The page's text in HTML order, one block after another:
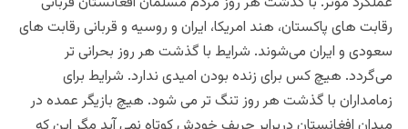
رقابت های پاکستان، هند امریکا، ایران و روسیه و قربانی رقابت های
سعودی و ایران می‌شوند. شرایط با گذشت هر روز بحرانی تر
می‌گردد. هیچ کس برای زنده بودن امیدی ندارد. شرایط برای
زمامداران با گذشت هر روز تنگ تر می شود. هیچ بازیگر عمده در